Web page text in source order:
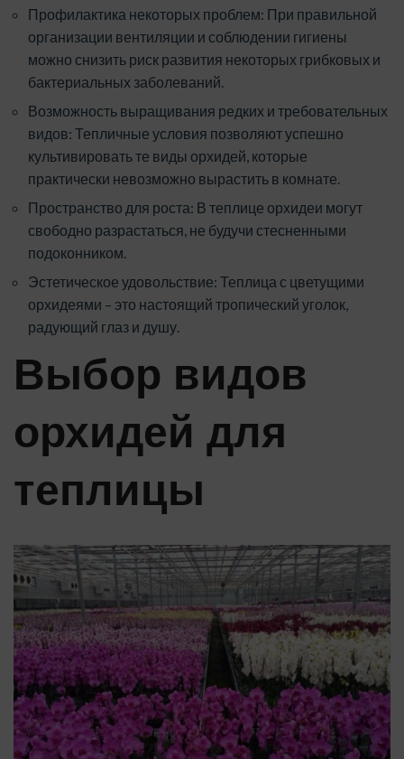
Профилактика некоторых проблем: При правильной
организации вентиляции и соблюдении гигиены
можно снизить риск развития некоторых грибковых и
бактериальных заболеваний.
Возможность выращивания редких и требовательных
видов: Тепличные условия позволяют успешно
культивировать те виды орхидей, которые
практически невозможно вырастить в комнате.
Пространство для роста: В теплице орхидеи могут
свободно разрастаться, не будучи стесненными
подоконником.
Эстетическое удовольствие: Теплица с цветущими
орхидеями – это настоящий тропический уголок,
радующий глаз и душу.
Выбор видов
орхидей для
теплицы